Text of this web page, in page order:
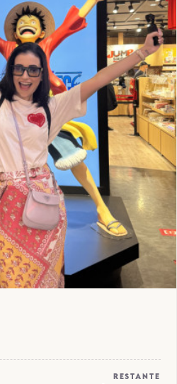
RESTANTE